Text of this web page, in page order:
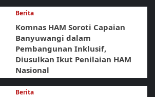
Berita
Komnas HAM Soroti Capaian
Banyuwangi dalam
Pembangunan Inklusif,
Diusulkan Ikut Penilaian HAM
Nasional
Berita